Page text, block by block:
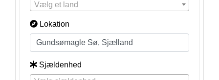
Vælg et land
Lokation
Sjældenhed